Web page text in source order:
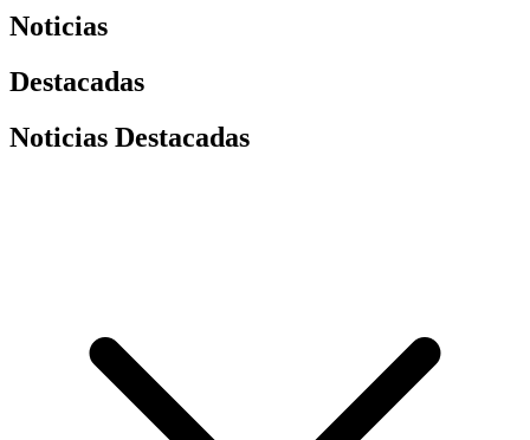
Noticias
Destacadas
Noticias Destacadas